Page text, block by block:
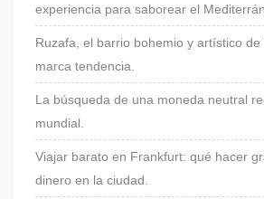
experiencia para saborear el
Ruzafa, el barrio bohemio y artístico de
marca tendencia.
La búsqueda de una moneda neutral
mundial.
Viajar barato en Frankfurt: qué hacer
dinero en la ciudad.